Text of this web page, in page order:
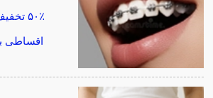
۵۰٪
اقساطی